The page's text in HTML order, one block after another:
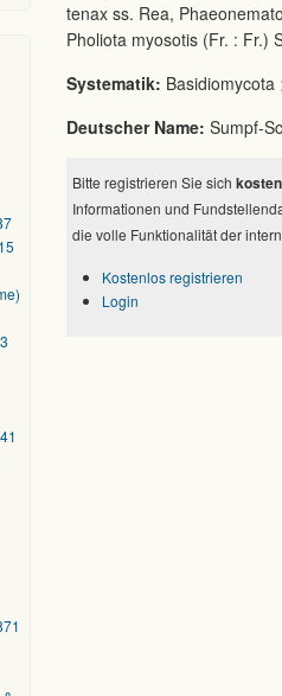
tenax ss. Rea,
Pholiota myosotis (Fr. : Fr.)
Systematik:
Deutscher Name: Sumpf-
Bitte registrieren Sie sich
Informationen und
die volle Funktionalität der
Kostenlos registrieren
Login